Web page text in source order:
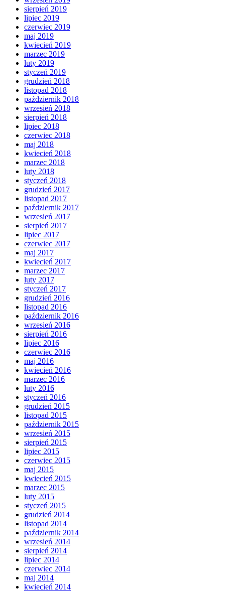
sierpień 2019
lipiec 2019
czerwiec 2019
maj 2019
kwiecień 2019
marzec 2019
luty 2019
styczeń 2019
grudzień 2018
listopad 2018
październik 2018
wrzesień 2018
sierpień 2018
lipiec 2018
czerwiec 2018
maj 2018
kwiecień 2018
marzec 2018
luty 2018
styczeń 2018
grudzień 2017
listopad 2017
październik 2017
wrzesień 2017
sierpień 2017
lipiec 2017
czerwiec 2017
maj 2017
kwiecień 2017
marzec 2017
luty 2017
styczeń 2017
grudzień 2016
listopad 2016
październik 2016
wrzesień 2016
sierpień 2016
lipiec 2016
czerwiec 2016
maj 2016
kwiecień 2016
marzec 2016
luty 2016
styczeń 2016
grudzień 2015
listopad 2015
październik 2015
wrzesień 2015
sierpień 2015
lipiec 2015
czerwiec 2015
maj 2015
kwiecień 2015
marzec 2015
luty 2015
styczeń 2015
grudzień 2014
listopad 2014
październik 2014
wrzesień 2014
sierpień 2014
lipiec 2014
czerwiec 2014
maj 2014
kwiecień 2014